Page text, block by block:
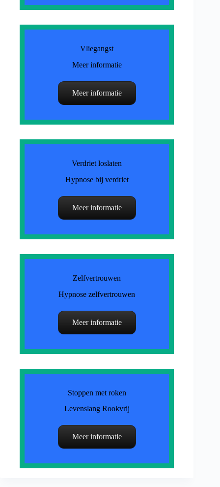
Vliegangst
Meer informatie
Meer informatie
Verdriet loslaten
Hypnose bij verdriet
Meer informatie
Zelfvertrouwen
Hypnose zelfvertrouwen
Meer informatie
Stoppen met roken
Levenslang Rookvrij
Meer informatie